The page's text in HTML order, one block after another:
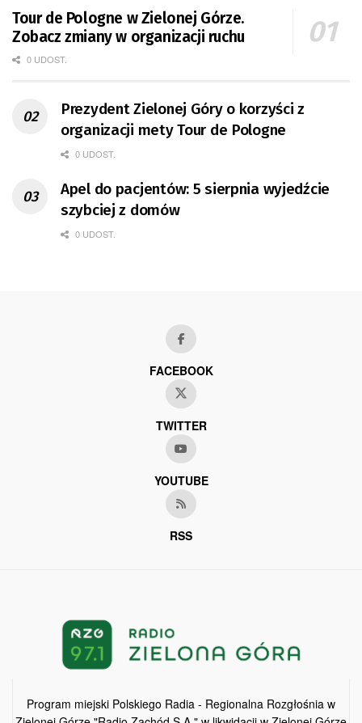
Tour de Pologne w Zielonej Górze.
Zobacz zmiany w organizacji ruchu
0 UDOST.
Prezydent Zielonej Góry o korzyści z
organizacji mety Tour de Pologne
0 UDOST.
Apel do pacjentów: 5 sierpnia wyjedźcie
szybciej z domów
0 UDOST.
FACEBOOK
TWITTER
YOUTUBE
RSS
Program miejski Polskiego Radia - Regionalna Rozgłośnia w